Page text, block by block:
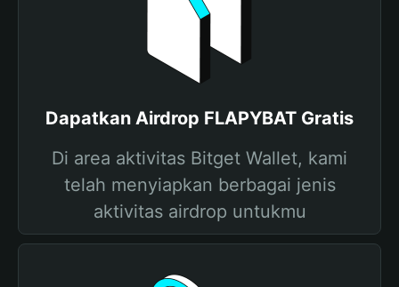
Dapatkan Airdrop FLAPYBAT Gratis
Di area aktivitas Bitget Wallet, kami
telah menyiapkan berbagai jenis
aktivitas airdrop untukmu